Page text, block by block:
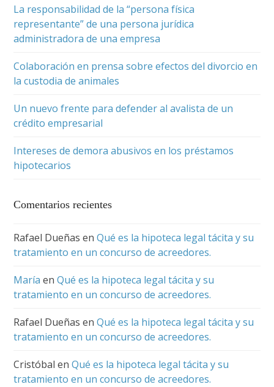
La responsabilidad de la “persona física
representante” de una persona jurídica
administradora de una empresa
Colaboración en prensa sobre efectos del divorcio en
la custodia de animales
Un nuevo frente para defender al avalista de un
crédito empresarial
Intereses de demora abusivos en los préstamos
hipotecarios
Comentarios recientes
Rafael Dueñas enQué es la hipoteca legal tácita y su
tratamiento en un concurso de acreedores.
María enQué es la hipoteca legal tácita y su
tratamiento en un concurso de acreedores.
Rafael Dueñas enQué es la hipoteca legal tácita y su
tratamiento en un concurso de acreedores.
Cristóbal enQué es la hipoteca legal tácita y su
tratamiento en un concurso de acreedores.